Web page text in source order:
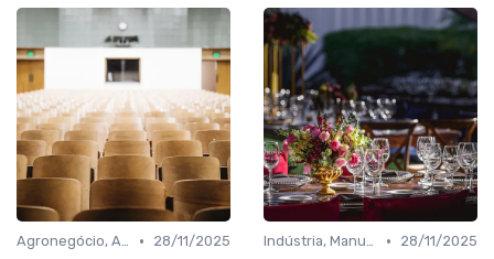
Agronegócio, Alimentos, Bebidas e Agroindústria •
28/11/2025
Indústria, Manufatura, Automotivo e Bens de Capital •
28/11/2025